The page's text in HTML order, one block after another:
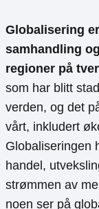
Globalisering
samhandling
regioner på
som har blitt
verden, og det
vårt, inkludert
Globaliseringen
handel,
strømmen av
noen ser på